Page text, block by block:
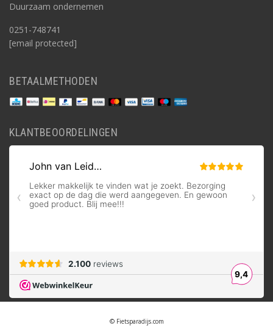
Duurzaam ondernemen
0251-748741
[email protected]
BETAALMETHODEN
KLANTBEOORDELINGEN
© Fietsparadijs.com